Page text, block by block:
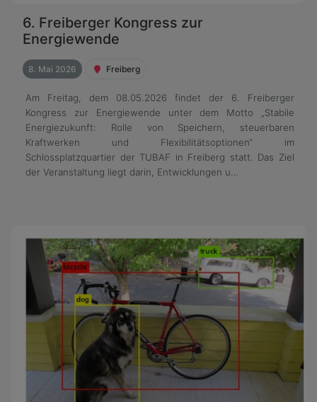
6. Freiberger Kongress zur
Energiewende
8. Mai 2026 Freiberg
Am Freitag, dem 08.05.2026 findet der 6. Freiberger
Kongress zur Energiewende unter dem Motto „Stabile
Energiezukunft: Rolle von Speichern, steuerbaren
Kraftwerken und Flexibilitätsoptionen“ im
Schlossplatzquartier der TUBAF in Freiberg statt. Das Ziel
der Veranstaltung liegt darin, Entwicklungen u…